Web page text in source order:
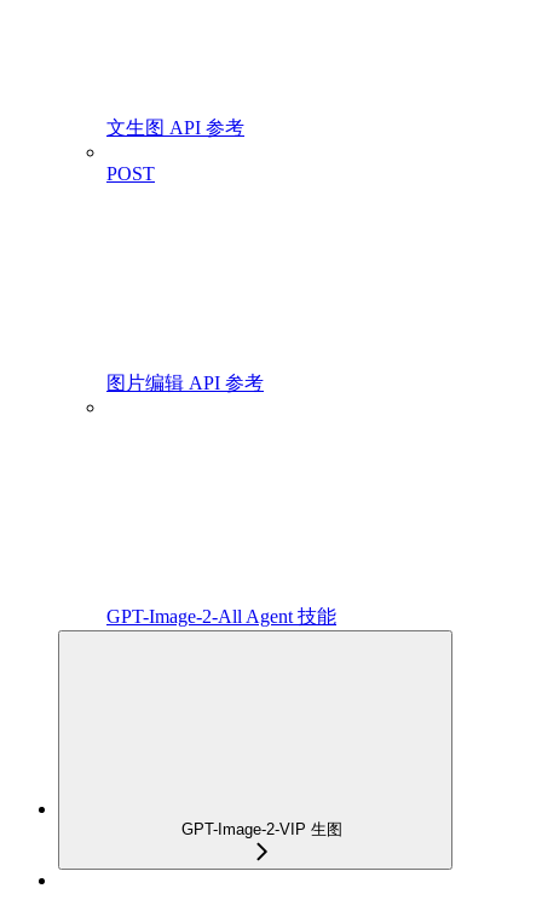
文生图 API 参考
POST
图片编辑 API 参考
GPT-Image-2-All Agent 技能
GPT-Image-2-VIP 生图